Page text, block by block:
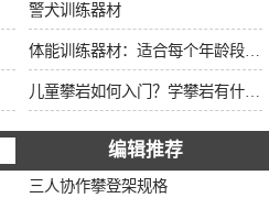
警犬训练器材
编辑推荐
三人协作攀登架规格